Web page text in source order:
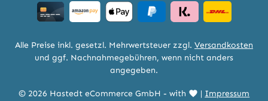
© 2026 Hastedt eCommerce GmbH - with | Impressum
Alle Preise inkl. gesetzl. Mehrwertsteuer zzgl. Versandkosten
und ggf. Nachnahmegebühren, wenn nicht anders
angegeben.